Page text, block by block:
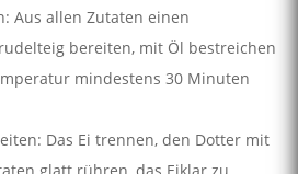
Aus allen Zutaten einen
bereiten, mit Öl bestreichen
mindestens 30 Minuten
Das Ei trennen, den Dotter mit